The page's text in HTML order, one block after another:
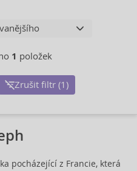
1 položek
Zrušit filtr (1)
pocházející z Francie, která